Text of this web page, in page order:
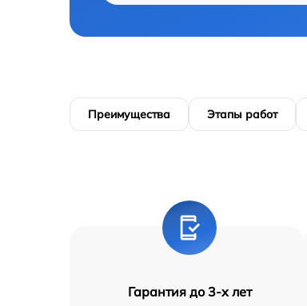
Преимущества Этапы работ
Гарантия до 3-х лет